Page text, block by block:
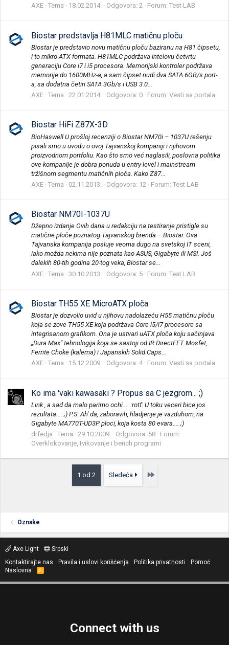
AXE Tema 18.02.2014. Odgovora: 2 Forum: Test LAB
Biostar predstavlja H81MLC matičnu ploču
Biostar je predstavio novu matičnu ploču baziranu na H81 čipsetu,
i to mikro-ATX formata. H81MLC podržava intelovu četvrtu
generaciju Core i7 i i5 procesora. Memorijski kontroler podržava
memorije do 1600MHz-a, a sam čipset nudi dva SATA 6GB/s port-
a, sa dodatna četiri SATA 3Gb/s i USB 3.0...
AXE Tema 22.01.2014. Odgovora: 0 Forum: Vesti sa portala
Biostar HiFi Z87X-3D
BioHaswell U prošloj recenziji o Biostar NM70i – 1037U rešenju
pisali smo u uvodu o ovoj Tajvanskoj kompaniji i njihovom
proizvodnom portfoliu. Kao što smo već naglasili, poslovna politika
ove kompanije je dobra ponuda u entry-level i mainstream
tržišnom segmentu matičnih ploča. Kako Z87...
AXE Tema 02.11.2013. Odgovora: 12 Forum: Test LAB
Biostar NM70I-1037U
Džepno izdanje Ovih dana u redakciju na testiranje pristigle su
matične ploče poznatog Tajvanskog brenda – Biostar. Ova
Tajvanska kompanija posluje veoma dugo na svetskoj IT sceni,
iako možda nekima nije poznata kao ASUS, Gigabyte ili MSI. Još
dalekih 80-tih godina 20-tog veka, Biostar se...
AXE Tema 30.10.2013. Odgovora: 5 Forum: Test LAB
Biostar TH55 XE MicroATX ploča
Biostar je dozvolio uvid u njihovu nadolazeću H55 matičnu ploču
koja se zove TH55 XE koja podržava Core i5/i7 procesore sa
integrisanom grafikom. Ona je ustvari uATX ploča koju sačinjava
„Dura Max" tehnologija koja se sastoji od IR DirectFET Mosfet,
Ferrite Choke (kalema) i Japanskih Solid Caps...
AXE Tema 15.12.2009. Odgovora: 4 Forum: Vesti sa portala
Ko ima 'vaki kawasaki ? Propus sa C jezgrom... ;)
Link , a sad da malo parimo ochi.... :rotf: U toku veceri bice jos
rezultata.... ;) P.S. Ah' da, zaboravih, hladjenje je vazduhom, na
Gigabyte MA770T-UD3P ploci, koja kosta 80 evara.... ;)
drfedja
Tema 29.10.2009. Odgovora: 58
Forum:
Overklokovanje, tvikovanje i bench programi
1 od 2 Sledeća Poslednja
Oznake
Axe Light
Srpski
Kontaktirajte nas
Pravila i uslovi korišćenja Politika privatnosti
Pomoć
Naslovna
R
S
Connect with us